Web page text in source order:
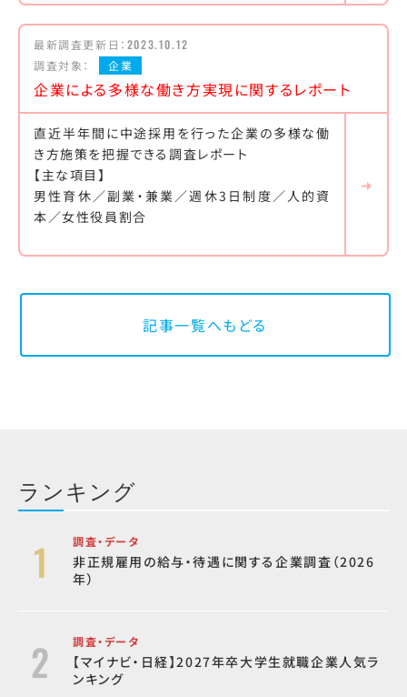
最新調査更新日： 2023.10.12
調査対象：
企業
企業による多様な働き方実現に関するレポート
直近半年間に中途採用を行った企業の多様な働
き方施策を把握できる調査レポート
【主な項目】
男性育休／副業・兼業／週休3日制度／人的資
本／女性役員割合
記事一覧へもどる
ランキング
調査・データ
非正規雇用の給与・待遇に関する企業調査（2026
年）
調査・データ
【マイナビ・日経】2027年卒大学生就職企業人気ラ
ンキング